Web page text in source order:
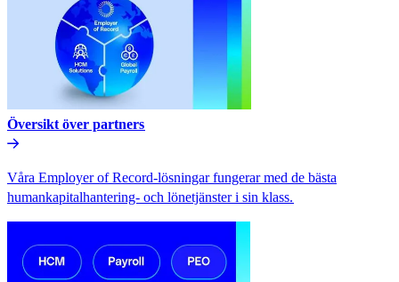
Översikt över partners​​
Våra Employer of Record-lösningar fungerar med de bästa
humankapitalhantering- och lönetjänster i sin klass.​​